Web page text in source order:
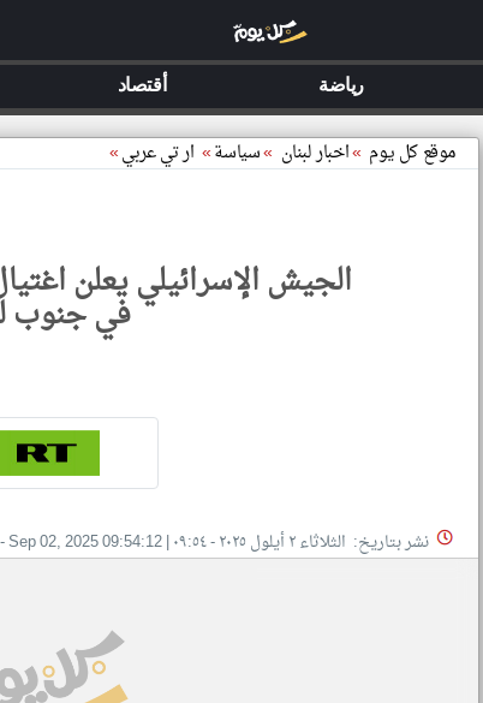
موقع كل يوم »اخبار لبنان »سياسة» ار تي عربي»
الجيش الإسرائيلي يعلن
في جنوب
نشر بتاريخ: الثلاثاء ٢ أيلول ٢٠٢٥ - ٠٩:٥٤ |
Sep 02, 2025 09:54:12
رياضة أقتصاد